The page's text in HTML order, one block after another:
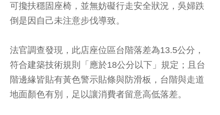
可攙扶穩固座椅，並無妨礙行走安全狀況，吳婦跌
倒是因自己未注意步伐導致。
法官調查發現，此店座位區台階落差為13.5公分，
符合建築技術規則「應於18公分以下」規定；且台
階邊緣皆貼有黃色警示貼條與防滑板，台階與走道
地面顏色有別，足以讓消費者留意高低落差。